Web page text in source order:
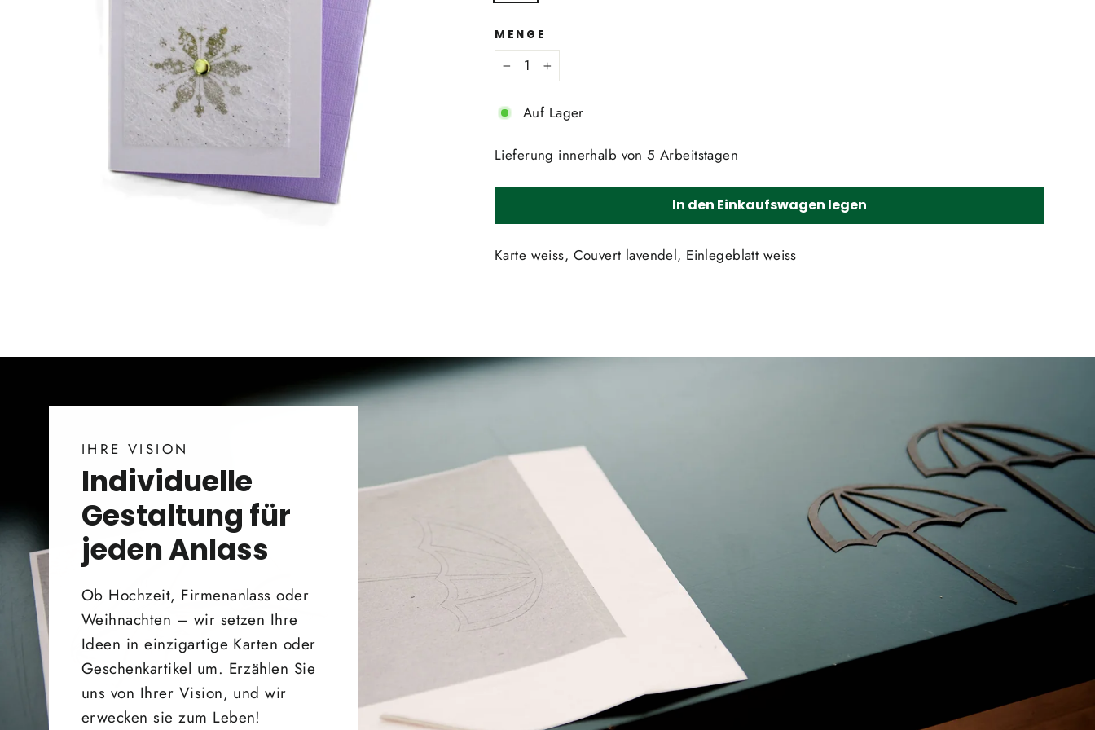
MENGE
+
Auf Lager
Lieferung innerhalb von 5 Arbeitstagen
In den Einkaufswagen legen
Karte weiss, Couvert lavendel, Einlegeblatt weiss
IHRE VISION
Individuelle
Gestaltung für
jeden Anlass
Ob Hochzeit, Firmenanlass oder
Weihnachten – wir setzen Ihre
Ideen in einzigartige Karten oder
Geschenkartikel um. Erzählen Sie
uns von Ihrer Vision, und wir
erwecken sie zum Leben!